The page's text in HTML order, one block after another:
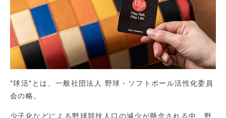
"球活"とは、一般社団法人 野球・ソフトボール活性化委員
会の略。
少子化などによる野球競技人口の減少が懸念される中、野